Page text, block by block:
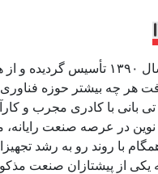
آی تی بانی در ابتداى سال ١٣٩٠ تأسيس
هر چه بيشتر حوزه
بانی با كادرى مجرب و
در عرصه صنعت رايانه،
با روند رو به رشد
يكى از پيشتازان صنعت